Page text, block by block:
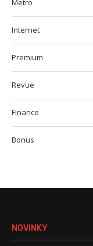
Internet
Premium
Revue
Finance
Bonus
NOVINKY